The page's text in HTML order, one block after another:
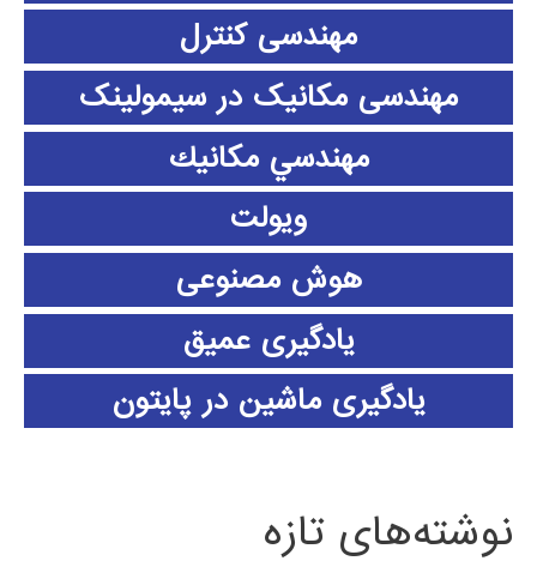
مهندسی کنترل
مهندسی مکانیک در سیمولینک
مهندسي مكانيك
ویولت
هوش مصنوعی
یادگیری عمیق
یادگیری ماشین در پایتون
نوشته‌های تازه